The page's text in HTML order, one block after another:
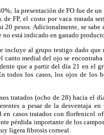
la presentación de FO fue de
FP, el costo por vaca tratada
20 pesos. Adicionalmente, se
está indicado en ganado
incluye al grupo testigo dado
canto medial del ojo se
que a partir del día 21 en el
todos los casos, los ojos de los
tratados (ocho de 28) hacia el
a pesar de la desventaja
en casos tratados con florfenicol
pérdida importante de los
ligera fibrosis corneal.